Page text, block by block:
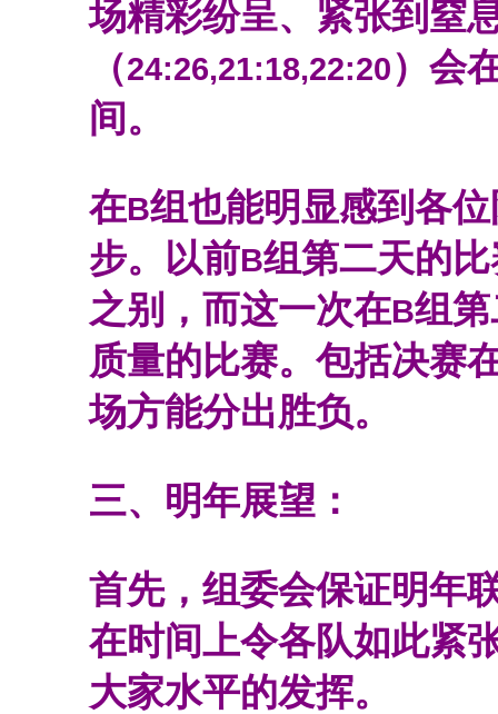
场精彩纷呈、紧张到窒
（24:26,21:18,22:20） 会
间。
在B组也能明显感到各
步。以前B组第二天的
之别，而这一次在B组
质量的比赛。包括决赛
场方能分出胜负。
三、明年展望：
首先，组委会保证明年
在时间上令各队如此紧
大家水平的发挥。